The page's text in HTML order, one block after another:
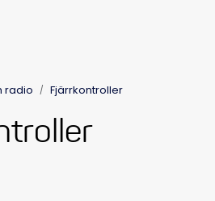
radio Fjärrkontroller